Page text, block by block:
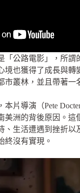
「公路電影」，所
境也獲得了成長與
市叢林，並且帶著一
片導演（Pete
美洲的背後原因。
、生活遭遇到挫折
終沒有實現。